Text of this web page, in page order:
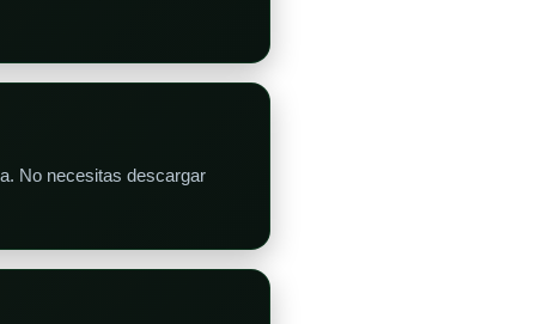
No necesitas descargar